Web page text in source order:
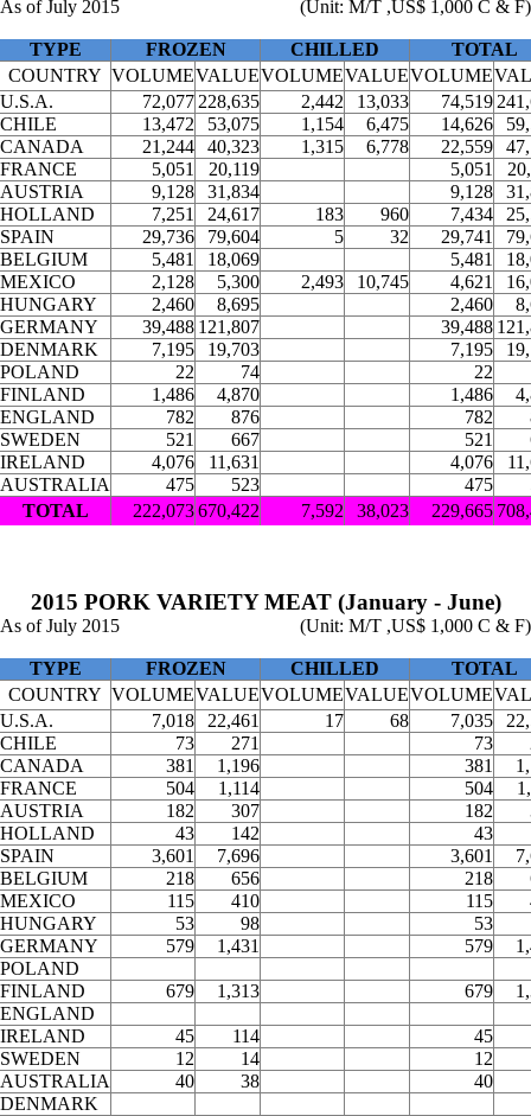
As of July 2015 (Unit: M/T ,US$ 1,000 C & F)
TYPE FROZEN CHILLED
TOTAL
COUNTRY VOLUMEVALUEVOLUMEVALUEVOLUME
U.S.A.
72,077 228,635 2,442 13,033 74,519
CHILE
13,472 53,075 1,154 6,475 14,626
CANADA
21,244 40,323 1,315 6,778 22,559
FRANCE
5,051 20,119 5,051
AUSTRIA
9,128 31,834 9,128
HOLLAND
7,251 24,617 183 960 7,434
SPAIN
29,736 79,604 5 32 29,741
BELGIUM
5,481 18,069 5,481
MEXICO
2,128 5,300 2,493 10,745 4,621
HUNGARY
2,460 8,695 2,460
GERMANY
39,488 121,807 39,488
DENMARK
7,195 19,703 7,195
POLAND
22 74
22
FINLAND
1,486 4,870 1,486
ENGLAND
782 876 782
SWEDEN
521 667 521
IRELAND
4,076 11,631 4,076
AUSTRALIA
475 523 475
TOTAL
222,073670,422 7,592 38,023 229,665
2015 PORK VARIETY MEAT (January - June)
As of July 2015 (Unit: M/T ,US$ 1,000 C & F)
TYPE FROZEN CHILLED
TOTAL
COUNTRY VOLUMEVALUEVOLUMEVALUEVOLUME
U.S.A.
7,018 22,461 17 68 7,035
CHILE
73 271 73
CANADA
381 1,196 381
FRANCE
504 1,114 504
AUSTRIA
182 307 182
HOLLAND
43 142 43
SPAIN
3,601 7,696 3,601
BELGIUM
218 656 218
MEXICO
115 410 115
HUNGARY
53 98
53
GERMANY
579 1,431 579
POLAND
FINLAND
679 1,313 679
ENGLAND
IRELAND
45 114
45
SWEDEN
12 14
12
AUSTRALIA
40 38
40
DENMARK